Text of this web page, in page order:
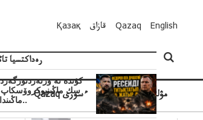
Қазақ قازاق Qazaq English
Qazaq ءسوزى مۋلتيمەديا
رەداكتسيا
سك
ماڭىنداعىنە ج..